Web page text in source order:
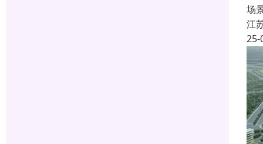
场
江
25-